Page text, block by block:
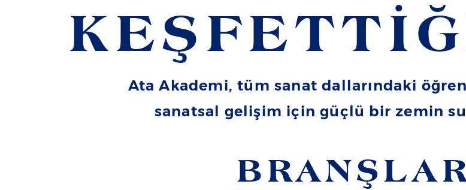
Ata Akademi, tüm sanat dallarındaki
sanatsal gelişim için güçlü bir zemin